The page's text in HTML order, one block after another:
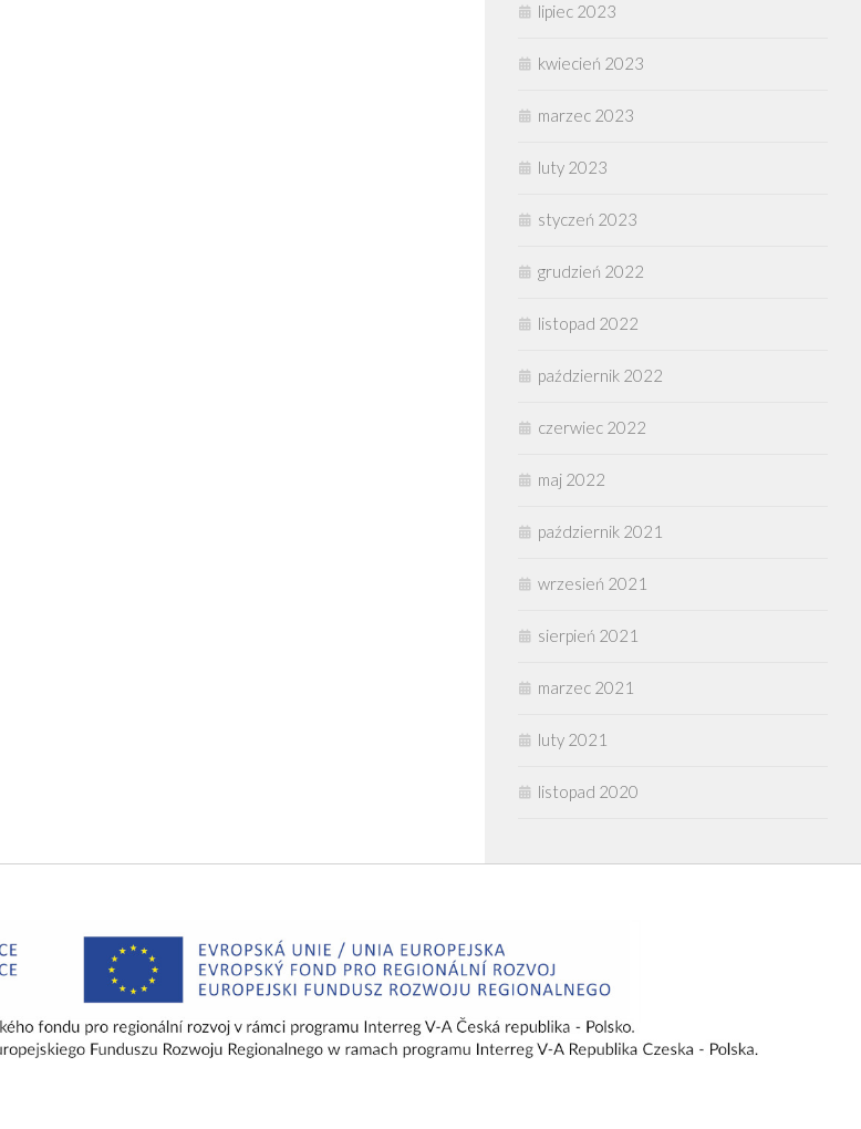
lipiec 2023
kwiecień 2023
marzec 2023
luty 2023
styczeń 2023
grudzień 2022
listopad 2022
październik 2022
czerwiec 2022
maj 2022
październik 2021
wrzesień 2021
sierpień 2021
marzec 2021
luty 2021
listopad 2020